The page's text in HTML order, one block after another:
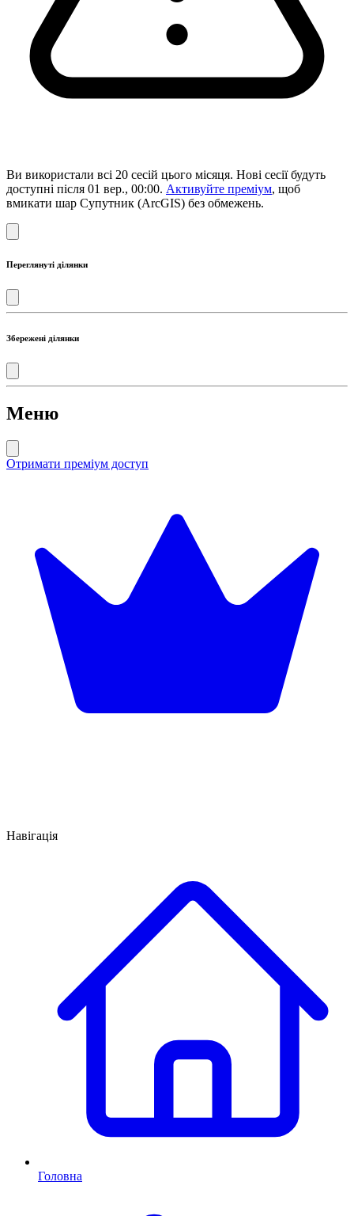
Ви використали всі 20 сесій цього місяця. Нові сесії будуть
доступні після 01 вер., 00:00. Активуйте преміум, щоб
вмикати шар Супутник (ArcGIS) без обмежень.
Переглянуті ділянки
Збережені ділянки
Меню
Отримати преміум доступ
Навігація
Головна